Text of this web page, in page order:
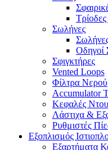
Σωλήνες
Οδηγοί
Σφιγκτήρες
Vented Loops
Φίλτρα Νερού
Accumulator
Κεφαλές
Λάστιχα &
Ρυθμιστές
Εξοπλισμός
Εξαρτήματα